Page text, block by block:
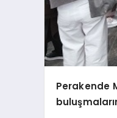
Perakende